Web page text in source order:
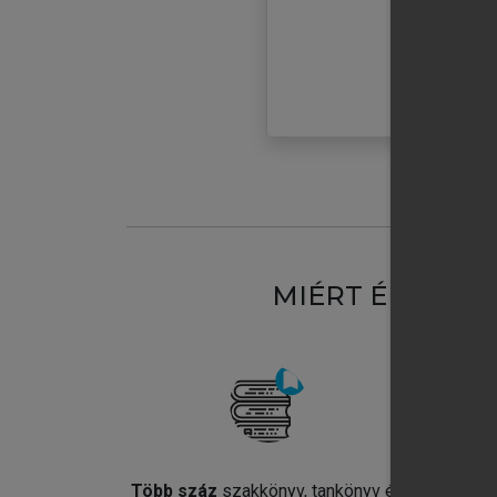
MIÉRT
Több száz szakkönyv, tankönyv és